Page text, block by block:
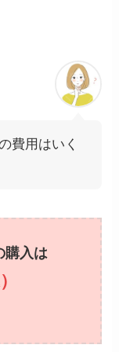
費用はいく
入は